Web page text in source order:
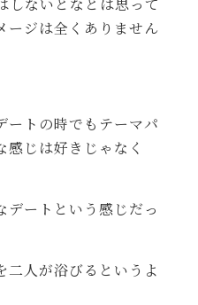
ージは全くありません
ートの時でもテーマパ
じは好きじゃなく
デートという感じだっ
二人が浴びるというよ